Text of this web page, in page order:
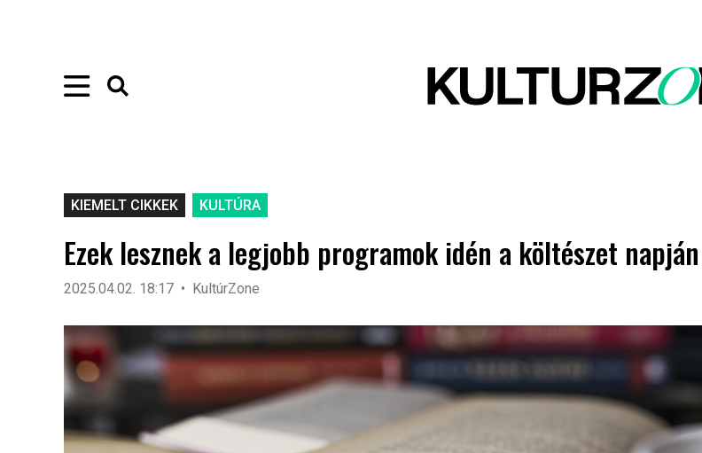
KIEMELT CIKKEK KULTÚRA
Ezek lesznek a legjobb programok idén a költészet napján
2025.04.02. 18:17 KultúrZone